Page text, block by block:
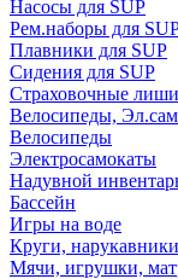
Насосы для SUP
Рем.наборы для
Плавники для SUP
Сидения для SUP
Страховочные лиши
Велосипеды,
Велосипеды
Электросамокаты
Надувной
Бассейн
Игры на воде
Круги,
Мячи, игрушки,